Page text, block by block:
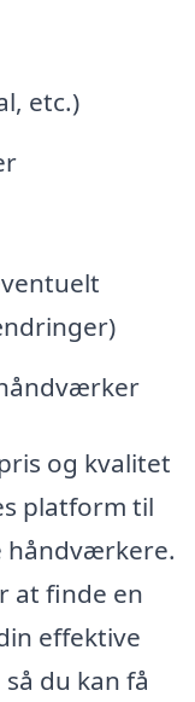
etc.)
og kvalitet
platform til
håndværkere.
at finde en
effektive
du kan få